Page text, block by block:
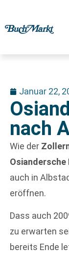
Januar 22,
nach
Wie der
Osiandersche
auch in
eröffnen.
Dass auch
zu erwarten
bereits Ende